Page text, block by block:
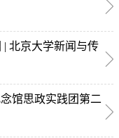
北京大学新闻与传
践活动
馆思政实践团第二